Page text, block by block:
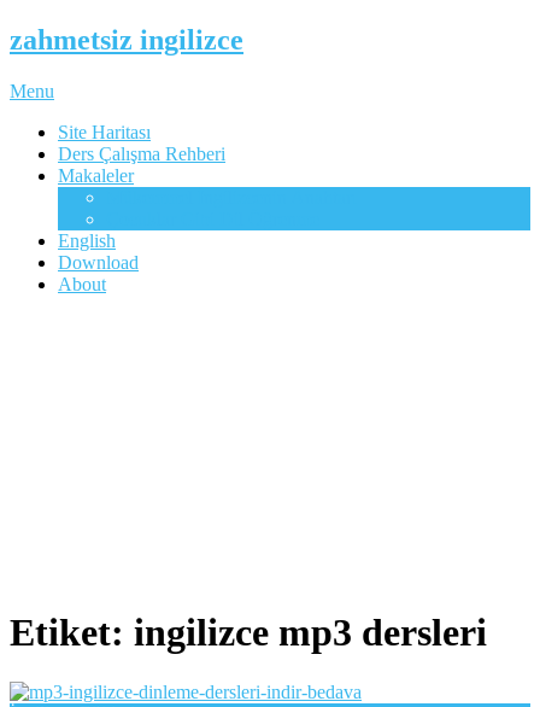
zahmetsiz ingilizce
Menu
Site Haritası
Ders Çalışma Rehberi
Makaleler
English
Download
About
Etiket: ingilizce mp3 dersleri